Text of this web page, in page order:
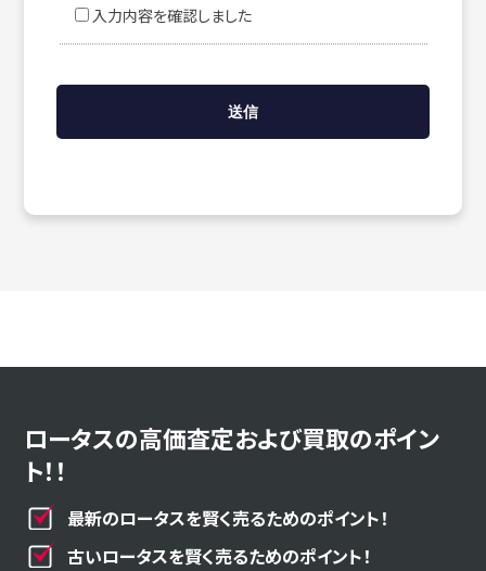
入力内容を確認しました
ロータスの高価査定および買取のポイン
ト！！
最新のロータスを賢く売るためのポイント！
古いロータスを賢く売るためのポイント！